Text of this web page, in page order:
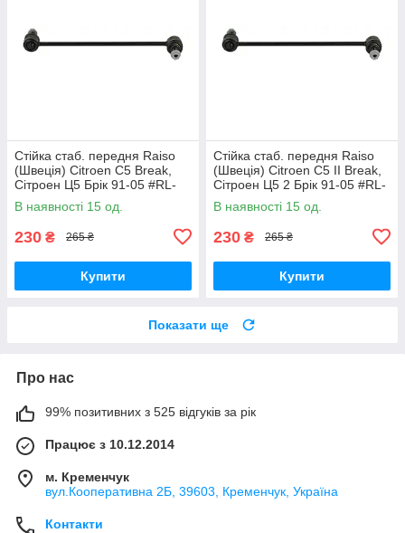
Стійка стаб. передня Raiso
(Швеція) Citroen C5 Break,
Сітроен Ц5 Брік 91-05 #RL-
138860V UAVEXLV17
В наявності 15 од.
230 ₴ 265 ₴
Купити
Стійка стаб. передня Raiso
(Швеція) Citroen C5 II Break,
Сітроен Ц5 2 Брік 91-05 #RL-
138860V UADNZPA17
В наявності 15 од.
230 ₴ 265 ₴
Купити
Показати ще
Про нас
99% позитивних з 525 відгуків за рік
Працює з 10.12.2014
м. Кременчук
вул.Кооперативна 2Б, 39603, Кременчук, Україна
Контакти